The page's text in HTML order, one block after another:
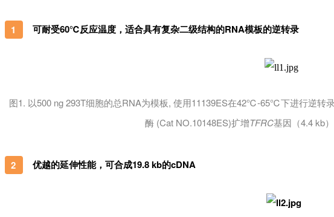
1 可耐受60℃反应温度，适合具有复杂二级结构的RNA模板的逆转录
图1. 以500 ng 293T细胞的总RNA为模板, 使用11139ES在42℃-65℃下进行逆转
酶 (Cat NO.10148ES)扩增TFRC基因（4.4 kb
2 优越的延伸性能，可合成19.8 kb的cDNA